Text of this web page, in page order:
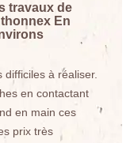
travaux de
En
à réaliser.
en contactant
en main ces
prix très